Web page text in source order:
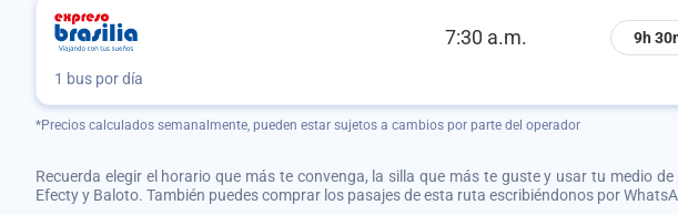
7:30 a.m. 9h
1 bus por día
*Precios calculados semanalmente, pueden estar sujetos a cambios por parte del operador
Recuerda elegir el horario que más te convenga, la silla que más te guste y usar tu medio
Efecty y Baloto. También puedes comprar los pasajes de esta ruta escribiéndonos por